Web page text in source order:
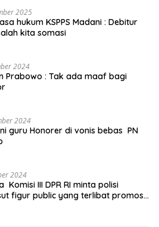
2025
hukum KSPPS Madani : Debitur
kita somasi
2024
Prabowo : Tak ada maaf bagi
2024
guru Honorer di vonis bebas PN
2024
Komisi III DPR RI minta polisi
figur public yang terlibat promosi